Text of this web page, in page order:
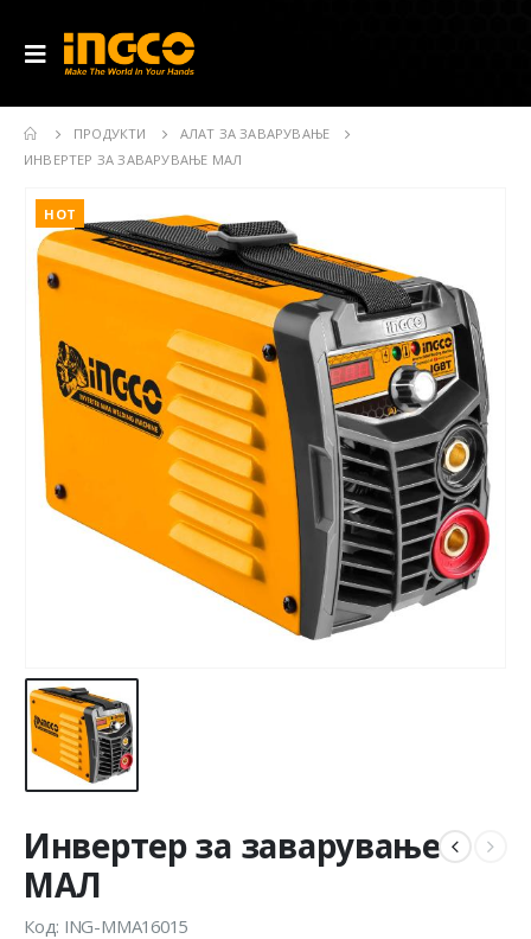
ПРОДУКТИ
АЛАТ ЗА ЗАВАРУВАЊЕ
ИНВЕРТЕР ЗА ЗАВАРУВАЊЕ МАЛ
HOT
Инвертер за заварување
МАЛ
Код: ING-MMA16015